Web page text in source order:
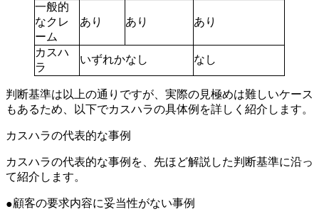
一般的
なクレ
ーム
あり あり あり
カスハ
ラ
いずれかなし なし
判断基準は以上の通りですが、実際の見極めは難しいケース
もあるため、以下でカスハラの具体例を詳しく紹介します。
カスハラの代表的な事例
カスハラの代表的な事例を、先ほど解説した判断基準に沿っ
て紹介します。
顧客の要求内容に妥当性がない事例